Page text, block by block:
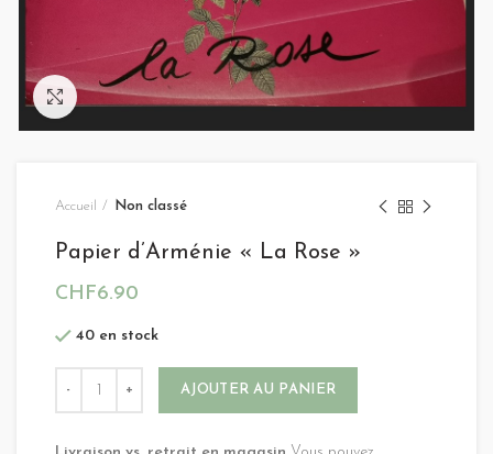
Click to enlarge
Accueil Non classé
Papier d’Arménie « La Rose »
CHF6.90
40 en stock
AJOUTER AU PANIER